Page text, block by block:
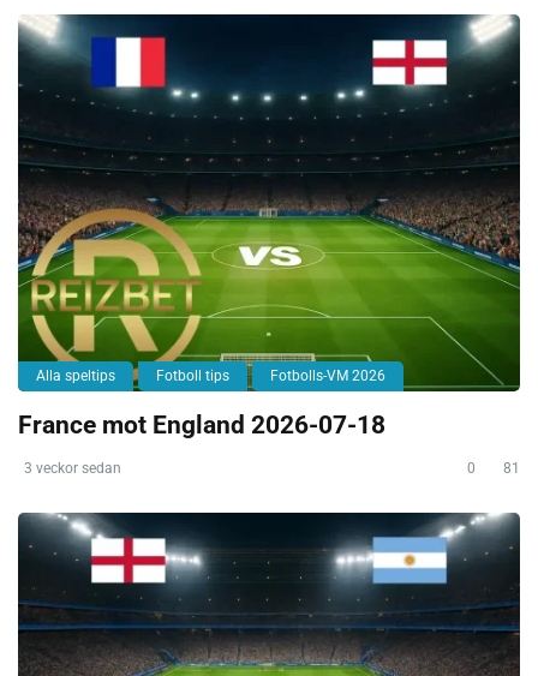
Alla speltips Fotboll tips Fotbolls-VM 2026
France mot England 2026-07-18
3 veckor sedan 0 81